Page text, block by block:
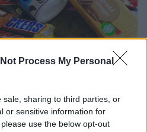
Process My Personal
sale, sharing to third parties, or
or sensitive information for
use the below opt-out